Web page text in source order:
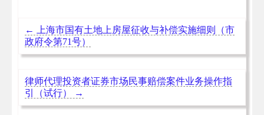
←
上海市国有土地上房屋征收与补偿实施细则（市
政府令第71号）
律师代理投资者证券市场民事赔偿案件业务操作指
引（试行）
→